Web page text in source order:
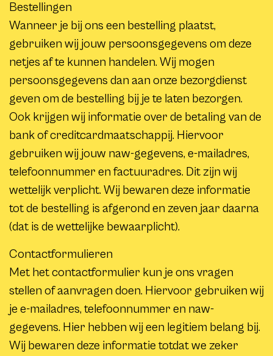
Bestellingen
Wanneer je bij ons een bestelling plaatst,
gebruiken wij jouw persoonsgegevens om deze
netjes af te kunnen handelen. Wij mogen
persoonsgegevens dan aan onze bezorgdienst
geven om de bestelling bij je te laten bezorgen.
Ook krijgen wij informatie over de betaling van de
bank of creditcardmaatschappij. Hiervoor
gebruiken wij jouw naw-gegevens, e-mailadres,
telefoonnummer en factuuradres. Dit zijn wij
wettelijk verplicht. Wij bewaren deze informatie
tot de bestelling is afgerond en zeven jaar daarna
(dat is de wettelijke bewaarplicht).
Contactformulieren
Met het contactformulier kun je ons vragen
stellen of aanvragen doen. Hiervoor gebruiken wij
je e-mailadres, telefoonnummer en naw-
gegevens. Hier hebben wij een legitiem belang bij.
Wij bewaren deze informatie totdat we zeker